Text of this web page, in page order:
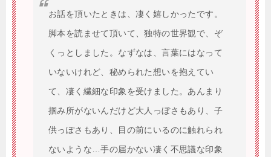
お話を頂いたときは、凄く嬉しかったです。
脚本を読ませて頂いて、独特の世界観で、ぞ
くっとしました。なずなは、言葉にはなって
いないけれど、秘められた想いを抱えてい
て、凄く繊細な印象を受けました。あんまり
掴み所がないんだけど大人っぼさもあり、子
供っぽさもあり、目の前にいるのに触れられ
ないような…手の届かない凄く不思議な印象